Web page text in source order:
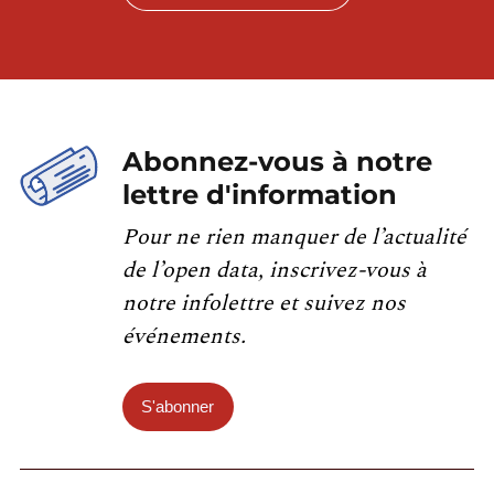
Abonnez-vous à notre
lettre d'information
Pour ne rien manquer de l’actualité
de l’open data, inscrivez-vous à
notre infolettre et suivez nos
événements.
S'abonner